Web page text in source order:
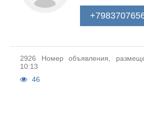
2926 Номер объявления,
10:13
46